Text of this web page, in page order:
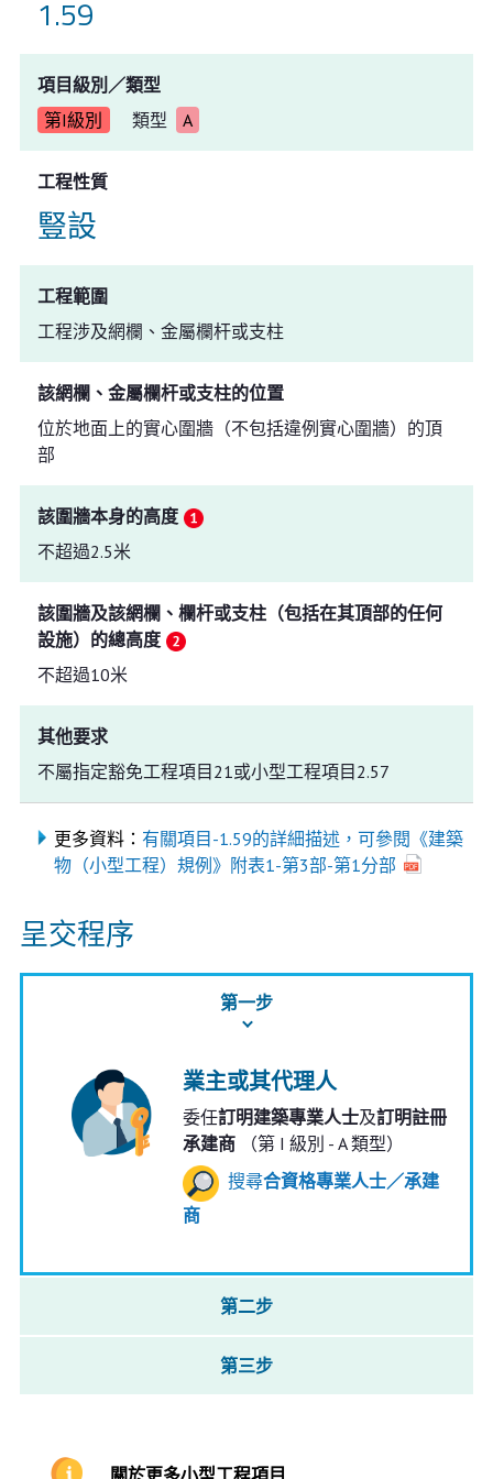
1.59
項目級別／類型
第I級別
類型 A
工程性質
豎設
工程範圍
工程涉及網欄、金屬欄杆或支柱
該網欄、金屬欄杆或支柱的位置
位於地面上的實心圍牆（不包括違例實心圍牆）的頂
部
該圍牆本身的高度
不超過2.5米
該圍牆及該網欄、欄杆或支柱（包括在其頂部的任何
設施）的總高度
不超過10米
其他要求
不屬指定豁免工程項目21或小型工程項目2.57
更多資料： 有關項目-1.59的詳細描述，可參閱《建築
物（小型工程）規例》附表1-第3部-第1分部
呈交程序
第一步
業主或其代理人
委任訂明建築專業人士及訂明註冊
承建商（第 I 級別 - A 類型）
搜尋合資格專業人士／承建
商
第二步
第三步
關於更多小型工程項目